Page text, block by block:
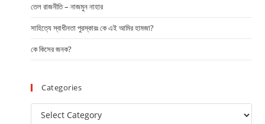
তেল রাজনীতি – নাজমুন নাহার
সাহিত্যে স্বাধীনতা পুরস্কারঃ কে এই আমির হামজা?
কে কিসের জনক?
Categories